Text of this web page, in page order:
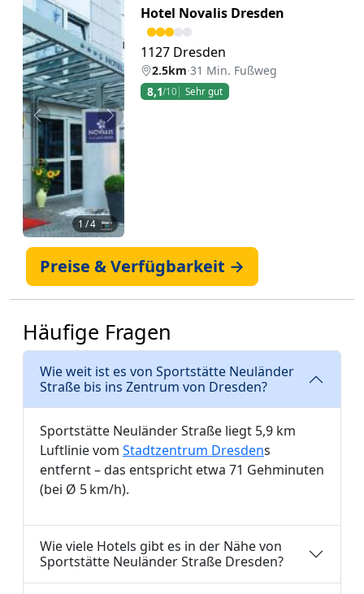
Zurück Weiter
1 / 4 📷
Hotel Novalis Dresden
1127 Dresden
2.5km·31 Min. Fußweg
8,1/10 Sehr gut
Preise & Verfügbarkeit →
Häufige Fragen
Wie weit ist es von Sportstätte Neuländer
Straße bis ins Zentrum von Dresden?
Sportstätte Neuländer Straße liegt 5,9 km
Luftlinie vom Stadtzentrum Dresdens
entfernt – das entspricht etwa 71 Gehminuten
(bei Ø 5 km/h).
Wie viele Hotels gibt es in der Nähe von
Sportstätte Neuländer Straße Dresden?